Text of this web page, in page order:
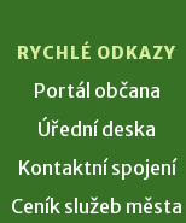
RYCHLÉ ODKAZY
Portál občana
Úřední deska
Kontaktní spojení
Ceník služeb města